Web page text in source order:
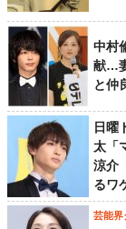
中村
献…
と仲
日曜
太「
涼介
るワ
芸能界